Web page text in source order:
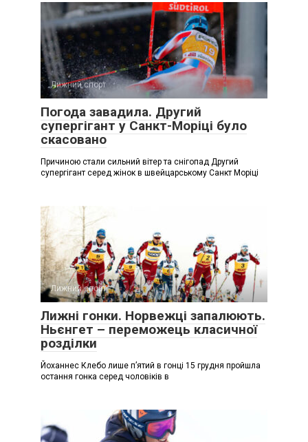
Лижний спорт
Погода завадила. Другий
супергігант у Санкт-Моріці було
скасовано
Причиною стали сильний вітер та снігопад Другий
супергігант серед жінок в швейцарському Санкт Моріці
Лижний спорт
Лижні гонки. Норвежці запалюють.
Ньєнгет – переможець класичної
розділки
Йоханнес Клебо лише п’ятий в гонці 15 грудня пройшла
остання гонка серед чоловіків в